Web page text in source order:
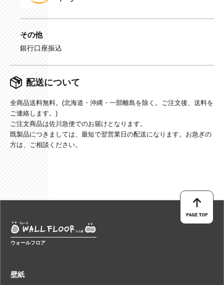
その他
銀行口座振込
配送について
全商品送料無料。(北海道・沖縄・一部離島を除く。ご注文後、送料を
ご連絡します。)
ご注文商品は佐川急便でのお届けとなります。
既製品につきましては、最短で翌営業日の配送になります。お急ぎの
方は、ご相談ください。
ウォールフロア
壁紙